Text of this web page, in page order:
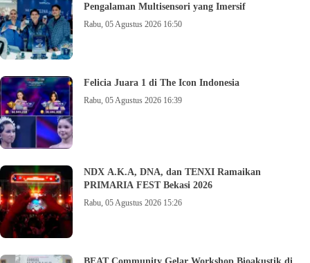
Pengalaman Multisensori yang Imersif
Rabu, 05 Agustus 2026 16:50
Felicia Juara 1 di The Icon Indonesia
Rabu, 05 Agustus 2026 16:39
NDX A.K.A, DNA, dan TENXI Ramaikan
PRIMARIA FEST Bekasi 2026
Rabu, 05 Agustus 2026 15:26